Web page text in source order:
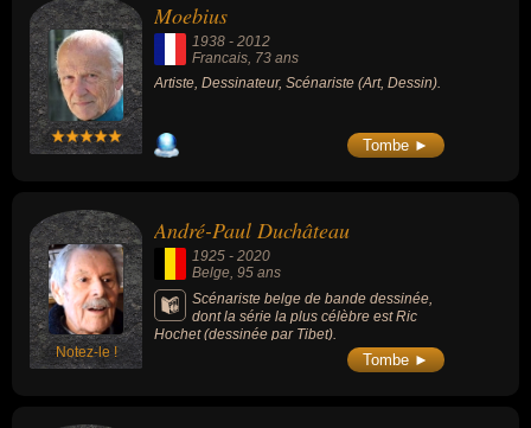
Moebius
1938 - 2012
Francais, 73 ans
Artiste, Dessinateur, Scénariste (Art, Dessin).
Tombe ►
Notez-le !
André-Paul Duchâteau
1925 - 2020
Belge, 95 ans
Scénariste belge de bande dessinée,
dont la série la plus célèbre est Ric
Hochet (dessinée par Tibet).
Tombe ►